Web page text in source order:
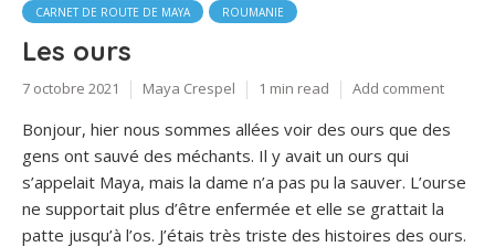
CARNET DE ROUTE DE MAYA ROUMANIE
Les ours
7 octobre 2021 Maya Crespel 1 min read Add comment
Bonjour, hier nous sommes allées voir des ours que des
gens ont sauvé des méchants. Il y avait un ours qui
s’appelait Maya, mais la dame n’a pas pu la sauver. L’ourse
ne supportait plus d’être enfermée et elle se grattait la
patte jusqu’à l’os. J’étais très triste des histoires des ours.